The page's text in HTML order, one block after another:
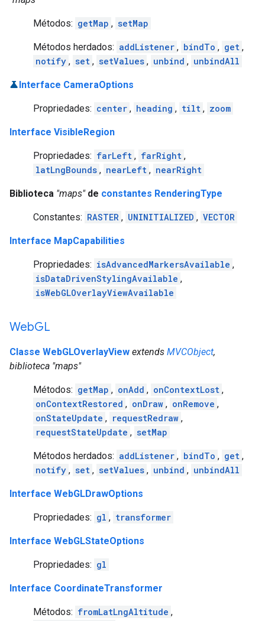
Métodos: getMap , setMap
Métodos herdados: addListener , bindTo , get ,
notify , set , setValues , unbind , unbindAll
Interface CameraOptions
Propriedades: center , heading , tilt , zoom
Interface VisibleRegion
Propriedades: farLeft , farRight ,
latLngBounds , nearLeft , nearRight
Biblioteca "maps"de constantes RenderingType
Constantes: RASTER , UNINITIALIZED , VECTOR
Interface MapCapabilities
Propriedades: isAdvancedMarkersAvailable ,
isDataDrivenStylingAvailable ,
isWebGLOverlayViewAvailable
WebGL
Classe WebGLOverlayView extends MVCObject,
biblioteca "maps"
Métodos: getMap , onAdd , onContextLost ,
onContextRestored , onDraw , onRemove ,
onStateUpdate , requestRedraw ,
requestStateUpdate , setMap
Métodos herdados: addListener , bindTo , get ,
notify , set , setValues , unbind , unbindAll
Interface WebGLDrawOptions
Propriedades: gl , transformer
Interface WebGLStateOptions
Propriedades: gl
Interface CoordinateTransformer
Métodos: fromLatLngAltitude ,